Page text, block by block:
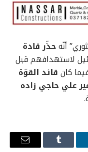
أنّه حذّر قادة
لاستهدافهم قبل
كان قائد القوّة
علي حاجي زاده
Tumblr
البريد